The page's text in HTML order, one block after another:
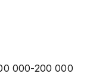
000-200 000